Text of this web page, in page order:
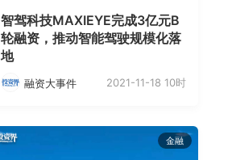
智驾科技MAXIEYE完成3亿元B
轮融资，推动智能驾驶规模化落
地
融资大事件 2021-11-18 10时
金融